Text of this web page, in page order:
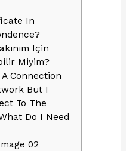
In
Için
Miyim?
Connection
But I
To The
Do I Need
02